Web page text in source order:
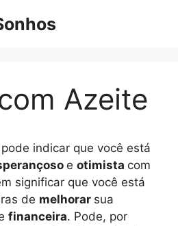
Azeite
pode indicar que você está
e otimista com
significar que você está
de melhorar sua
financeira. Pode, por